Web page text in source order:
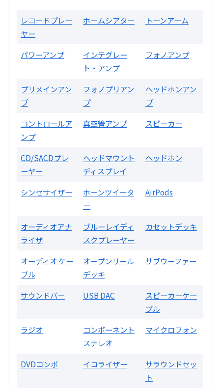
片耳巻き取りイヤホン内蔵ラジオ SRF-
R356
買取価格： お問合せください
2024年12月更新 オーディオ買取価格
LUXKIT
A3300 真空管プリアンプ
お問合せください
SONY
レコードプレー
ヤー
ホームシアター トーンアーム
パワーアンプ
インテグレー
ト・アンプ
フォノアンプ
プリメインアン
プ
フォノプリアン
プ
ヘッドホンアン
プ
コントロールア
ンプ
真空管アンプ スピーカー
CD/SACDプレ
ーヤー
ヘッドマウント
ディスプレイ
ヘッドホン
シンセサイザー
ホーンツイータ
ー
AirPods
オーディオアナ
ライザ
ブルーレイディ
スクプレーヤー
カセットデッキ
オーディオ ケー
ブル
オープンリール
デッキ
サブウーファー
サウンドバー USB DAC
スピーカーケー
ブル
ラジオ
コンポーネント
ステレオ
マイクロフォン
DVDコンポ イコライザー
サラウンドセッ
ト